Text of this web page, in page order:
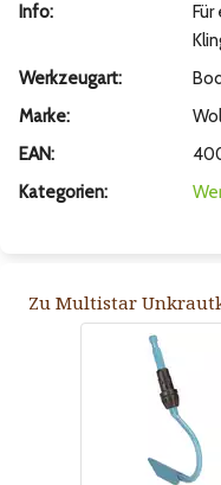
Info:
Werkzeugart:
Marke:
EAN:
Kategorien:
Zu Multistar